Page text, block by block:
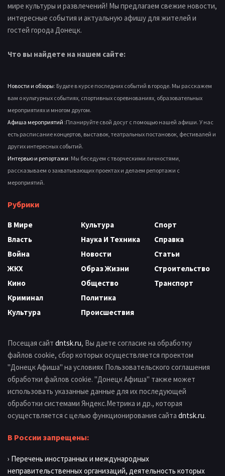
мире культуры и развлечений! Мы предлагаем свежие новости,
интересные события и актуальную афишу для жителей и
гостей города Донецк.
Что вы найдете на нашем сайте:
Новости и обзоры: Будьте в курсе последних событий в городе. Мы расскажем
вам о культурных событиях, спортивных соревнованиях, образовательных
мероприятиях и многом другом.
Афиша мероприятий :Планируйте свой досуг с помощью нашей афиши. У нас
есть расписание концертов, выставок, театральных постановок, фестивалей и
других интересных событий.
Интервью и репортажи: Мы беседуем с творческими личностями,
рассказываем о захватывающих проектах и делаем репортажи с
мероприятий.
Рубрики
В Мире
Власть
Война
ЖКХ
Кино
Криминал
Культура
Культура
Наука И Техника
Новости
Образ Жизни
Общество
Политика
Происшествия
Спорт
Справка
Статьи
Строительство
Транспорт
Посещая сайт dntsk.ru, Вы даете согласие на обработку
файлов cookie, сбор которых осуществляется проектом
"Донецк Афиша" на условиях Пользовательского соглашения
обработки файлов cookie. "Донецк Афиша" также может
использовать указанные данные для их последующей
обработки системами Яндекс.Метрика и др., которая
осуществляется с целью функционирования сайта dntsk.ru.
В России запрещены:
› Перечень иностранных и международных
неправительственных организаций, деятельность которых